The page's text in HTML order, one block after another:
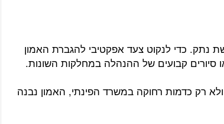
נתק. כדי לנקוט צעד אפקטיבי להגברת האמון
סיורים קבועים של ההנהלה במחלקות השונות.
רק כדמות רחוקה במשרד הפינתי, האמון נבנה